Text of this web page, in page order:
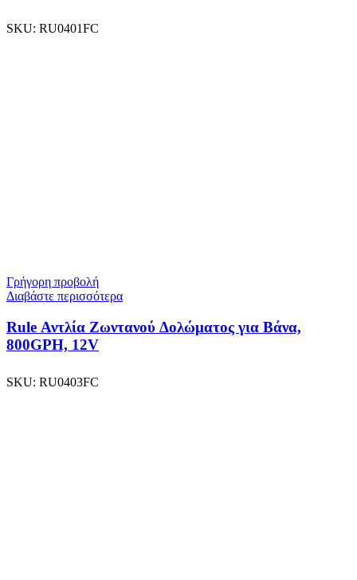
SKU: RU0401FC
Γρήγορη προβολή
Διαβάστε περισσότερα
Rule Αντλία Ζωντανού Δολώματος για Βάνα,
800GPH, 12V
SKU: RU0403FC